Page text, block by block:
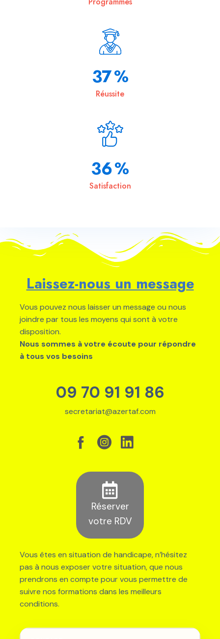
58%
Réussite
57%
Satisfaction
Laissez-nous un message
Vous pouvez nous laisser un message ou nous
joindre par tous les moyens qui sont à votre
disposition.
Nous sommes à votre écoute pour répondre
à tous vos besoins
09 70 91 91 86
secretariat@azertaf.com
Réserver
votre RDV
Vous êtes en situation de handicape, n’hésitez
pas à nous exposer votre situation, que nous
prendrons en compte pour vous permettre de
suivre nos formations dans les meilleurs
conditions.